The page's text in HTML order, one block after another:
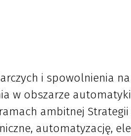
i spowolnienia
w obszarze automatyki
ambitnej
automatyzację,